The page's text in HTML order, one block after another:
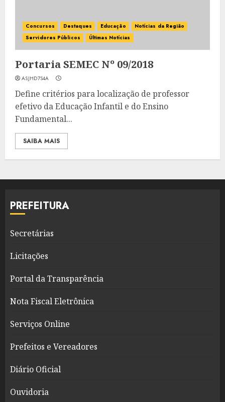
Concursos Destaques Educação
Notícias da Região
Servidores Públicos
Últimas Notícias
Portaria SEMEC Nº 09/2018
ASJHD7S4A
Define critérios para localização de professor
efetivo da Educação Infantil e do Ensino
Fundamental...
SAIBA MAIS
PREFEITURA
Secretárias
Licitações
Portal da Transparência
Nota Fiscal Eletrônica
Serviços Online
Prefeitos e Vereadores
Diário Oficial
Ouvidoria